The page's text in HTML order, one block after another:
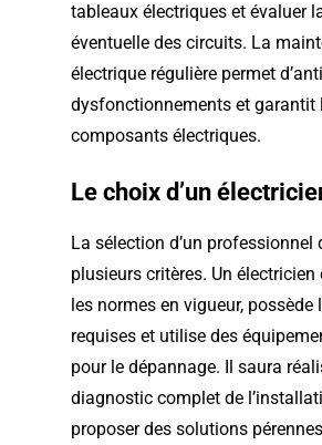
tableaux électriques et évaluer
éventuelle des circuits. La
électrique régulière permet
dysfonctionnements et garantit
composants électriques.
Le choix d’un
La sélection d’un professionnel
plusieurs critères. Un
les normes en vigueur,
requises et utilise des
pour le dépannage. Il saura
diagnostic complet de
proposer des solutions